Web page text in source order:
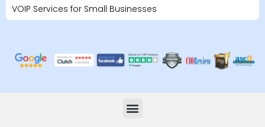
VOIP Services for Small Businesses